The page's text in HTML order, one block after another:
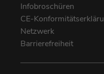
Infobroschüren
CE-
Netzwerk
Barrierefreiheit